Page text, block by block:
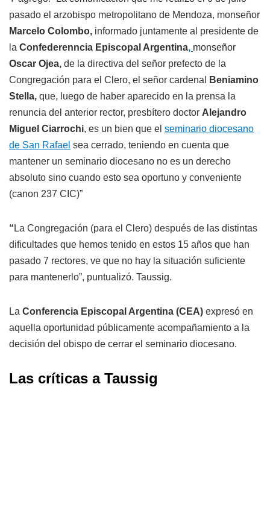
pasado el arzobispo metropolitano de Mendoza, monseñor
Marcelo Colombo, informado juntamente al presidente de
la Confederenncia Episcopal Argentina, monseñor
Oscar Ojea, de la directiva del señor prefecto de la
Congregación para el Clero, el señor cardenal
Beniamino
Stella, que, luego de haber aparecido en la prensa la
renuncia del anterior rector, presbítero doctor Alejandro
Miguel Ciarrochi, es un bien que el seminario diocesano
de San Rafael sea cerrado, teniendo en cuenta que
mantener un seminario diocesano no es un derecho
absoluto sino cuando esto sea oportuno y conveniente
(canon 237 CIC)”
“ La Congregación (para el Clero) después de las distintas
dificultades que hemos tenido en estos 15 años que han
pasado 7 rectores, ve que no hay la situación suficiente
para mantenerlo”, puntualizó. Taussig.
La Conferencia Episcopal Argentina (CEA) expresó en
aquella oportunidad públicamente acompañamiento a la
decisión del obispo de cerrar el seminario diocesano.
Las críticas a Taussig